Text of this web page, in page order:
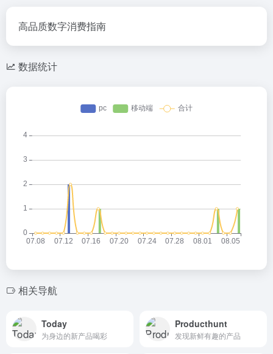
高品质数字消费指南
数据统计
相关导航
Today
为身边的新产品喝彩
Producthunt
发现新鲜有趣的产品